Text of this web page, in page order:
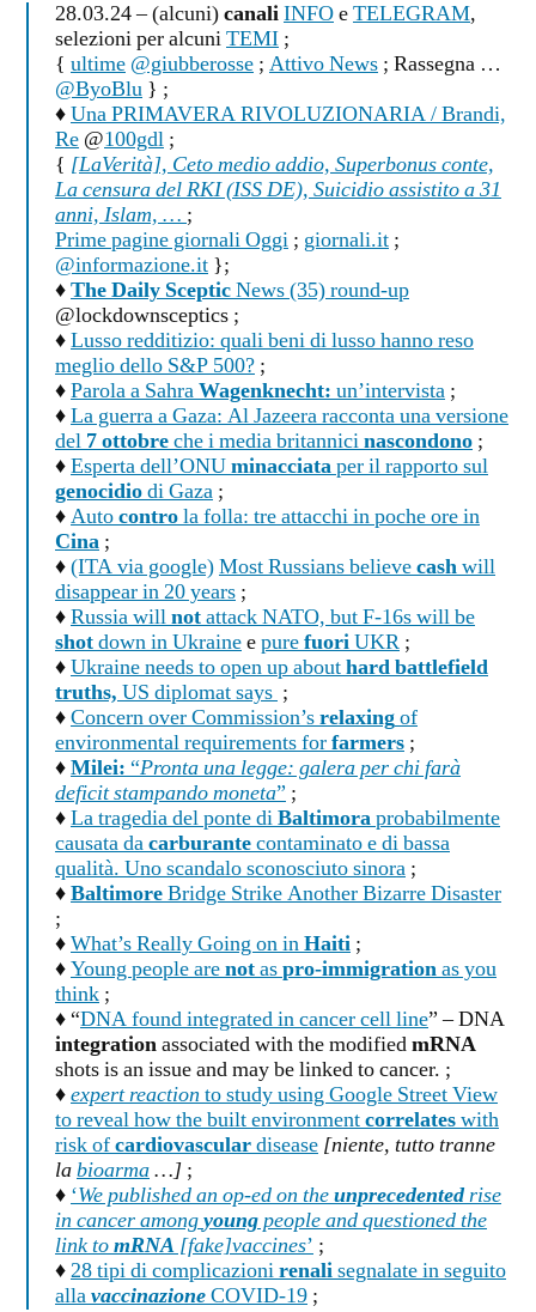
28.03.24 – (alcuni)canaliINFOeTELEGRAM,
selezioni per alcuniTEMI ;
{ ultime @giubberosse ; Attivo News ; Rassegna …
@ByoBlu } ;
♦Una PRIMAVERA RIVOLUZIONARIA / Brandi,
Re @100gdl ;
{ [LaVerità], Ceto medio addio, Superbonus conte,
La censura del RKI (ISS DE), Suicidio assistito a 31
anni, Islam, … ;
Prime pagine giornali Oggi ; giornali.it ;
@informazione.it };
♦The Daily ScepticNews (35) round-up
@lockdownsceptics ;
♦Lusso redditizio: quali beni di lusso hanno reso
meglio dello S&P 500? ;
♦Parola a SahraWagenknecht: un’intervista ;
♦La guerra a Gaza: Al Jazeera racconta una versione
del 7 ottobreche i media britannicinascondono ;
♦Esperta dell’ONUminacciataper il rapporto sul
genocidiodi Gaza ;
♦Autocontrola folla: tre attacchi in poche ore in
Cina ;
♦(ITA via google)Most Russians believecashwill
disappear in 20 years ;
♦Russia willnotattack NATO, but F-16s will be
shotdown in UkraineepurefuoriUKR ;
♦Ukraine needs to open up abouthard battlefield
truths, US diplomat says ;
♦Concern over Commission’srelaxingof
environmental requirements forfarmers ;
♦Milei: “Pronta una legge: galera per chi farà
deficit stampando moneta” ;
♦La tragedia del ponte diBaltimoraprobabilmente
causata dacarburantecontaminato e di bassa
qualità. Uno scandalo sconosciuto sinora ;
♦BaltimoreBridge Strike Another Bizarre Disaster
;
♦What’s Really Going on inHaiti ;
♦Young people arenotaspro-immigrationas you
think ;
♦ “DNA found integrated in cancer cell line” – DNA
integrationassociated with the modifiedmRNA
shots is an issue and may be linked to cancer. ;
♦expert reaction to study using Google Street View
to reveal how the built environmentcorrelateswith
risk ofcardiovasculardisease [niente, tutto tranne
labioarma…] ;
♦ ‘We published an op-ed on theunprecedentedrise
in cancer amongyoungpeople and questioned the
link tomRNA [fake]vaccines’ ;
♦28 tipi di complicazionirenalisegnalate in seguito
allavaccinazioneCOVID-19 ;